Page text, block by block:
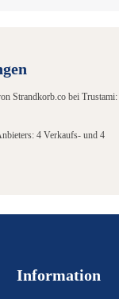
Strandkorb.co bei Trustami:
4 Verkaufs- und 4
Information